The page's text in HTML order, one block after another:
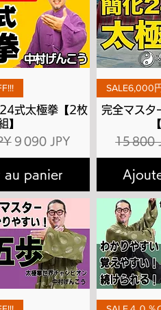
rapide
式太極拳【2枚
】
Prix promotionnel
9 090 JPY
au panier
SALE6,000
完全マスタ
Prix
15 800
rapide